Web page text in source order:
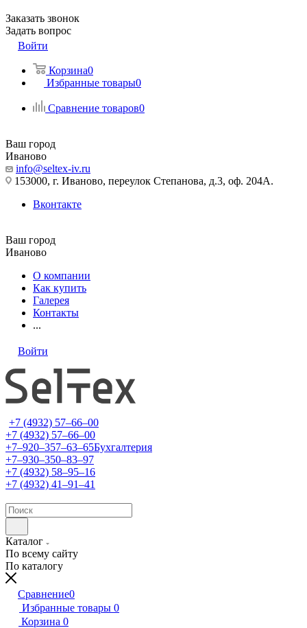
Заказать звонок
Задать вопрос
Войти
Корзина0
Избранные товары0
Сравнение товаров0
Ваш город
Иваново
info@seltex-iv.ru
153000, г. Иваново, переулок Степанова, д.3, оф. 204А.
Вконтакте
Ваш город
Иваново
О компании
Как купить
Галерея
Контакты
...
Войти
+7 (4932) 57‒66‒00
+7 (4932) 57‒66‒00
+7‒920‒357‒63‒65Бухгалтерия
+7‒930‒350‒83‒97
+7 (4932) 58‒95‒16
+7 (4932) 41‒91‒41
Каталог
По всему сайту
По каталогу
Сравнение0
Избранные товары 0
Корзина 0